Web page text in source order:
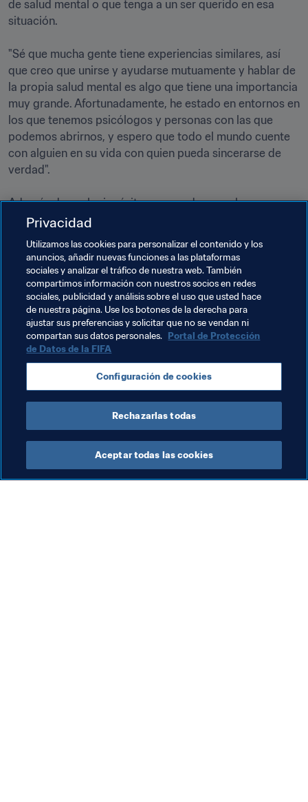
de salud mental o que tenga a un ser querido en esa
situación.
"Sé que mucha gente tiene experiencias similares, así
que creo que unirse y ayudarse mutuamente y hablar de
la propia salud mental es algo que tiene una importancia
muy grande. Afortunadamente, he estado en entornos en
los que tenemos psicólogos y personas con las que
podemos abrirnos, y espero que todo el mundo cuente
con alguien en su vida con quien pueda sincerarse de
verdad".
Además de cualquier éxito que pueda cosechar en
Tokio, Zadorsky tendrá siempre presente a Carley, cuyo
de la vida.
Temas relacionados
Fútbol Femenino Canada Concacaf
Privacidad
Utilizamos las cookies para personalizar el contenido y los
anuncios, añadir nuevas funciones a las plataformas
sociales y analizar el tráfico de nuestra web. También
compartimos información con nuestros socios en redes
sociales, publicidad y análisis sobre el uso que usted hace
de nuestra página. Use los botones de la derecha para
ajustar sus preferencias y solicitar que no se vendan ni
compartan sus datos personales. Portal de Protección
de Datos de la FIFA
Configuración de cookies
Rechazarlas todas
Aceptar todas las cookies